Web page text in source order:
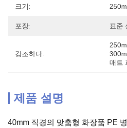
크기:
포장: 표준
강조하다:
매트
제품 설명
40mm 직경의 맞춤형 화장품 PE